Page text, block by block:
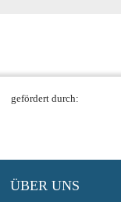
gefördert durch:
ÜBER UNS